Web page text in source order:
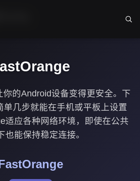
你的Android设备变得更安全。下
单几步就能在手机或平板上设置
适应各种网络环境，即使在公共
也能保持稳定连接。